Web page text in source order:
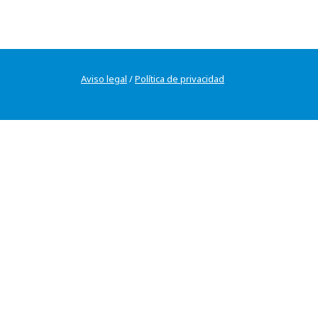
Aviso legal /Política de privacidad